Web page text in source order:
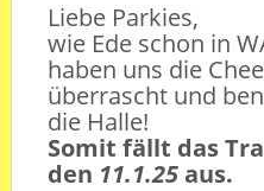
Liebe Parkies,
wie Ede schon in
haben uns die
überrascht und
die Halle!
Somit fällt das
den 11.1.25aus.